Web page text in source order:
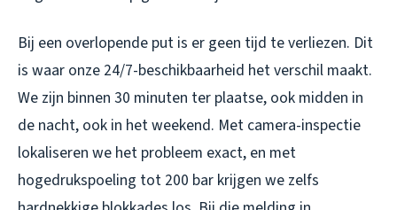
Bij een overlopende put is er geen tijd te verliezen. Dit
is waar onze 24/7-beschikbaarheid het verschil maakt.
We zijn binnen 30 minuten ter plaatse, ook midden in
de nacht, ook in het weekend. Met camera-inspectie
lokaliseren we het probleem exact, en met
hogedrukspoeling tot 200 bar krijgen we zelfs